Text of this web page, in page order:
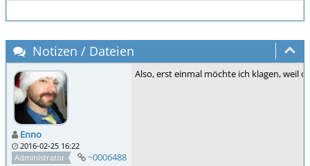
Notizen / Dateien
Enno
2016-02-25 16:22
Administrator
~0006488
Also, erst einmal möchte ich klagen, weil